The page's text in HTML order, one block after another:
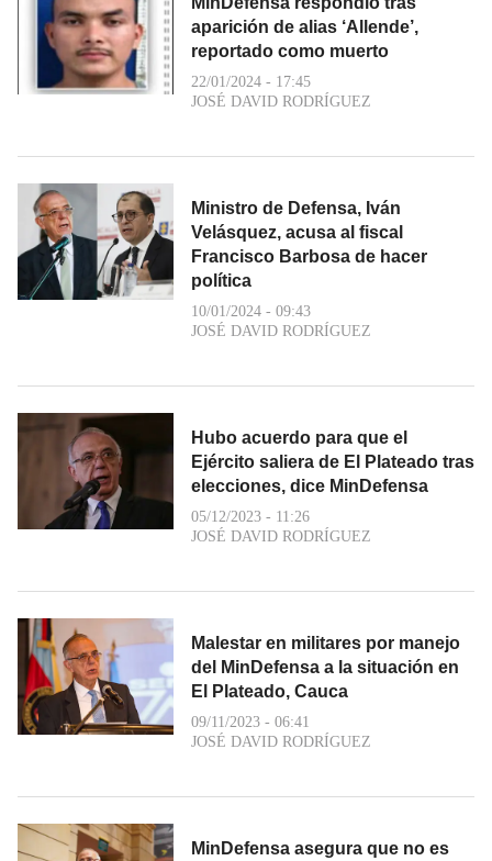
aparición de alias ‘Allende’,
reportado como muerto
22/01/2024 - 17:45
JOSÉ DAVID RODRÍGUEZ
Ministro de Defensa, Iván
Velásquez, acusa al fiscal
Francisco Barbosa de hacer
política
10/01/2024 - 09:43
JOSÉ DAVID RODRÍGUEZ
Hubo acuerdo para que el
Ejército saliera de El Plateado tras
elecciones, dice MinDefensa
05/12/2023 - 11:26
JOSÉ DAVID RODRÍGUEZ
Malestar en militares por manejo
del MinDefensa a la situación en
El Plateado, Cauca
09/11/2023 - 06:41
JOSÉ DAVID RODRÍGUEZ
MinDefensa asegura que no es